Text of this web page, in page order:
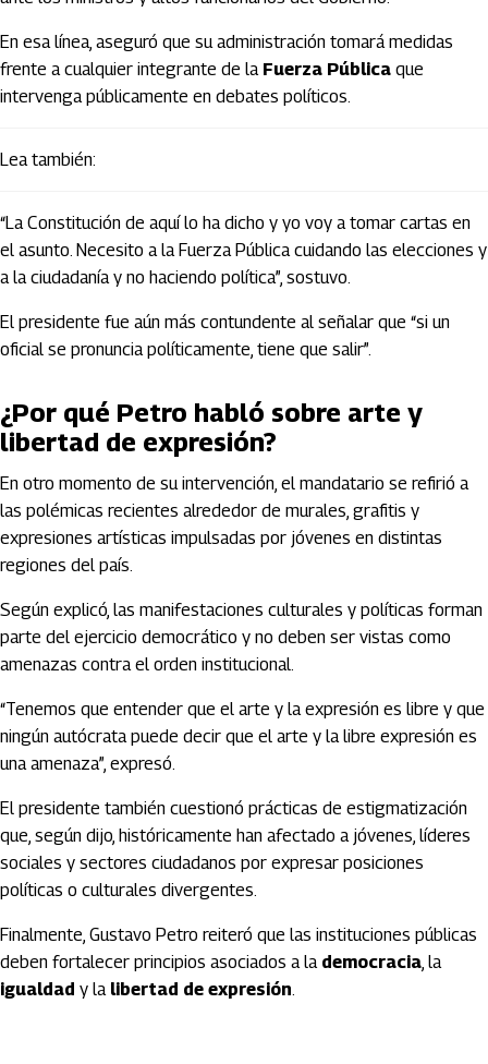
En esa línea, aseguró que su administración tomará medidas
frente a cualquier integrante de la Fuerza Pública que
intervenga públicamente en debates políticos.
Lea también:
“La Constitución de aquí lo ha dicho y yo voy a tomar cartas en
el asunto. Necesito a la Fuerza Pública cuidando las elecciones y
a la ciudadanía y no haciendo política”, sostuvo.
El presidente fue aún más contundente al señalar que “si un
oficial se pronuncia políticamente, tiene que salir”.
¿Por qué Petro habló sobre arte y
libertad de expresión?
En otro momento de su intervención, el mandatario se refirió a
las polémicas recientes alrededor de murales, grafitis y
expresiones artísticas impulsadas por jóvenes en distintas
regiones del país.
Según explicó, las manifestaciones culturales y políticas forman
parte del ejercicio democrático y no deben ser vistas como
amenazas contra el orden institucional.
“Tenemos que entender que el arte y la expresión es libre y que
ningún autócrata puede decir que el arte y la libre expresión es
una amenaza”, expresó.
El presidente también cuestionó prácticas de estigmatización
que, según dijo, históricamente han afectado a jóvenes, líderes
sociales y sectores ciudadanos por expresar posiciones
políticas o culturales divergentes.
Finalmente, Gustavo Petro reiteró que las instituciones públicas
deben fortalecer principios asociados a la democracia, la
igualdad y la libertad de expresión.